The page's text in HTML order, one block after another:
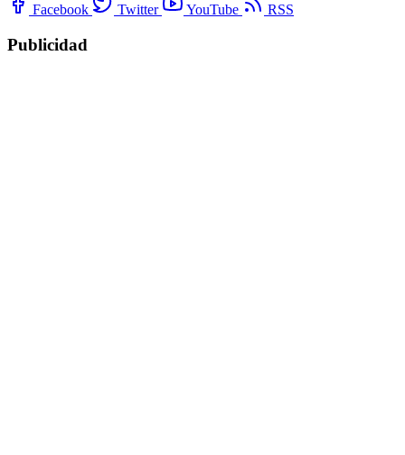
Facebook Twitter YouTube RSS
Publicidad